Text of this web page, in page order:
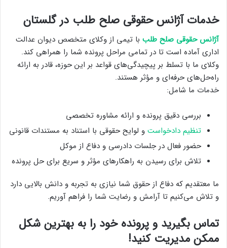
خدمات آژانس حقوقی صلح طلب در گلستان
آژانس حقوقی صلح طلب با تیمی از وکلای متخصص دیوان عدالت
اداری آماده است تا در تمامی مراحل پرونده شما را همراهی کند.
وکلای ما با تسلط بر پیچیدگی‌های قواعد بر این حوزه، قادر به ارائه
راه‌حل‌های حرفه‌ای و مؤثر هستند.
خدمات ما شامل:
بررسی دقیق پرونده و ارائه مشاوره تخصصی
تنظیم دادخواست و لوایح حقوقی با استناد به مستندات قانونی
حضور فعال در جلسات دادرسی و دفاع از موکل
تلاش برای رسیدن به راهکارهای مؤثر و سریع برای حل پرونده
ما معتقدیم که دفاع از حقوق شما نیازی به تجربه و دانش بالایی دارد
و تلاش می‌کنیم تا آرامش و رضایت شما را فراهم آوریم.
تماس بگیرید و پرونده خود را به بهترین شکل
ممکن مدیریت کنید!